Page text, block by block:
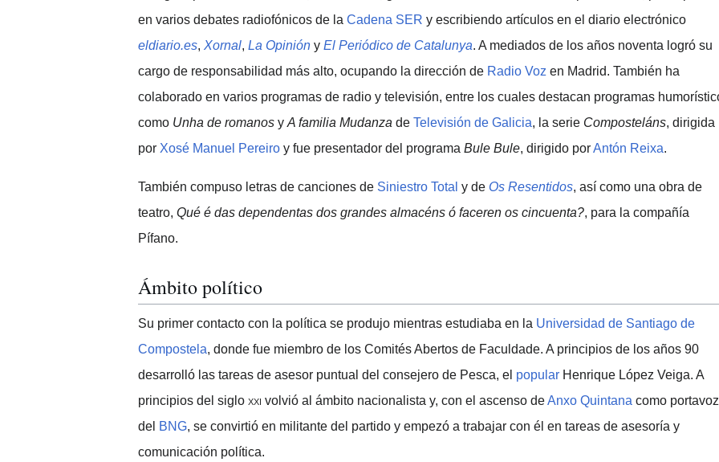
en varios debates radiofónicos de la Cadena SER y escribiendo artículos en el diario electrónico
eldiario.es, Xornal, La Opinión y El Periódico de Catalunya. A mediados de los años noventa logró su
cargo de responsabilidad más alto, ocupando la dirección de Radio Voz en Madrid. También ha
colaborado en varios programas de radio y televisión, entre los cuales destacan programas
como Unha de romanos y A familia Mudanza de Televisión de Galicia, la serie Composteláns, dirigida
por Xosé Manuel Pereiro y fue presentador del programa Bule Bule, dirigido porAntón Reixa.
También compuso letras de canciones de Siniestro Total y de Os Resentidos, así como una obra de
teatro, Qué é das dependentas dos grandes almacéns ó faceren os cincuenta?, para la compañía
Pífano.
Ámbito político
Su primer contacto con la política se produjo mientras estudiaba en la Universidad de Santiago de
Compostela, donde fue miembro de los Comités Abertos de Faculdade. A principios de los años 90
desarrolló las tareas de asesor puntual del consejero de Pesca, el popular Henrique López Veiga. A
principios del siglo xxi volvió al ámbito nacionalista y, con el ascenso deAnxo Quintana como portavoz
del BNG, se convirtió en militante del partido y empezó a trabajar con él en tareas de asesoría y
comunicación política.